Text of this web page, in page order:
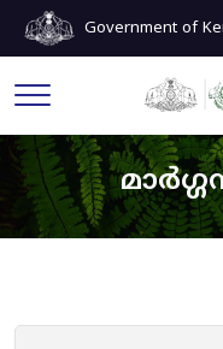
Government of